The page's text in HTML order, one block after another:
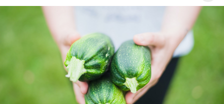
Что понадобится:
РЕЦЕПТЫ
Ингредиенты